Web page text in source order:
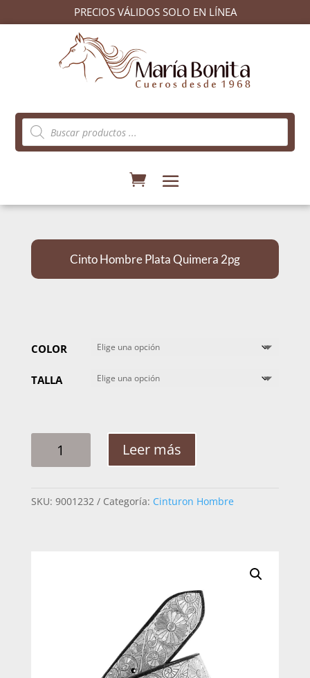
PRECIOS VÁLIDOS SOLO EN LÍNEA
Búsqueda
de
productos
Cinto Hombre Plata Quimera 2pg
COLOR
TALLA
HOMBRE
2PG
Leer más
SKU: 9001232 Categoría: Cinturon Hombre